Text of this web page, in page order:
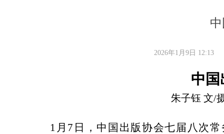
中国
朱子钰 文/
1月7日，中国出版协会七届八次
2026年1月9日 12:13